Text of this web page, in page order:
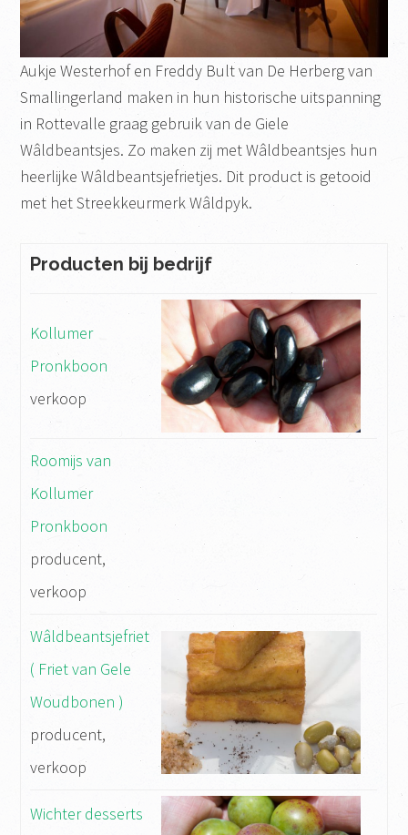
Aukje Westerhof en Freddy Bult van De Herberg van
Smallingerland maken in hun historische uitspanning
in Rottevalle graag gebruik van de Giele
Wâldbeantsjes. Zo maken zij met Wâldbeantsjes hun
heerlijke Wâldbeantsjefrietjes. Dit product is getooid
met het Streekkeurmerk Wâldpyk.
Producten bij bedrijf
Kollumer
Pronkboon
verkoop
Roomijs van
Kollumer
Pronkboon
producent,
verkoop
Wâldbeantsjefriet
( Friet van Gele
Woudbonen )
producent,
verkoop
Wichter desserts